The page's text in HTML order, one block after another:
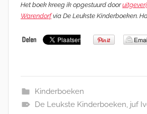
Het boek kreeg ik opgestuurd door
Warendorfvia De Leukste Kinderboeken.
Kinderboeken
De Leukste Kinderboeken, juf